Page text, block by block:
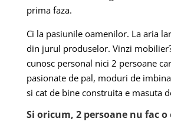
prima faza.
Ci la pasiunile oamenilor. La aria
din jurul produselor. Vinzi
cunosc personal nici 2 persoane
pasionate de pal, moduri de
si cat de bine construita e masuta
Si oricum, 2 persoane nu fac